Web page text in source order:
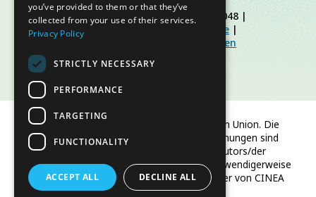
© Slow Food Foundation | C.F. 91019770048 |
Datenschutzerklärung
Cookie-Richtlinie |
Slow Food Foundation
Richtlinien für den
geschützten Bereich
Finanziert von der Europäischen Union. Die
geäußerten Ansichten und Meinungen sind
jedoch ausschließlich die des Autors/der
Autoren und spiegeln nicht notwendigerweise
die der Europäischen Union oder von CINEA
wider.
you’ve provided to them or that they’ve
collected from your use of their services.
Privacy Policy
STRICTLY NECESSARY
PERFORMANCE
TARGETING
FUNCTIONALITY
ACCEPT ALL DECLINE ALL